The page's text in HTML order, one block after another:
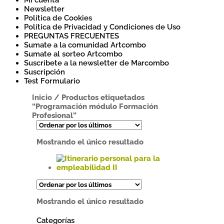
Newsletter
Política de Cookies
Política de Privacidad y Condiciones de Uso
PREGUNTAS FRECUENTES
Sumate a la comunidad Artcombo
Sumate al sorteo Artcombo
Suscríbete a la newsletter de Marcombo
Suscripción
Test Formulario
Inicio / Productos etiquetados
“Programación módulo Formación
Profesional”
Mostrando el único resultado
producto
múltiples
Las
Mostrando el único resultado
Categorías